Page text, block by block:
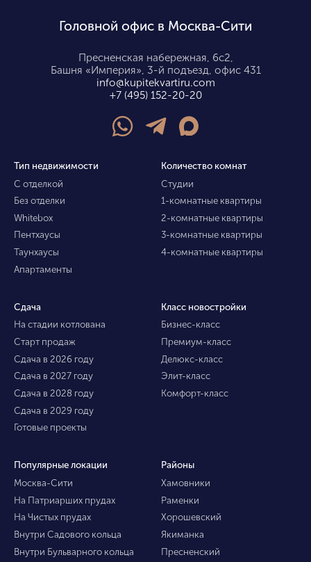
Головной офис в Москва-Сити
Пресненская набережная, 6с2,
Башня «Империя», 3-й подъезд, офис 431
info@kupitekvartiru.com
+7 (495) 152-20-20
Тип недвижимости
С отделкой
Без отделки
Whitebox
Пентхаусы
Таунхаусы
Апартаменты
Количество комнат
Студии
1-комнатные квартиры
2-комнатные квартиры
3-комнатные квартиры
4-комнатные квартиры
Сдача
На стадии котлована
Старт продаж
Сдача в 2026 году
Сдача в 2027 году
Сдача в 2028 году
Сдача в 2029 году
Готовые проекты
Класс новостройки
Бизнес-класс
Премиум-класс
Делюкс-класс
Элит-класс
Комфорт-класс
Популярные локации
Москва-Сити
На Патриарших прудах
На Чистых прудах
Внутри Садового кольца
Внутри Бульварного кольца
Районы
Хамовники
Раменки
Хорошевский
Якиманка
Пресненский